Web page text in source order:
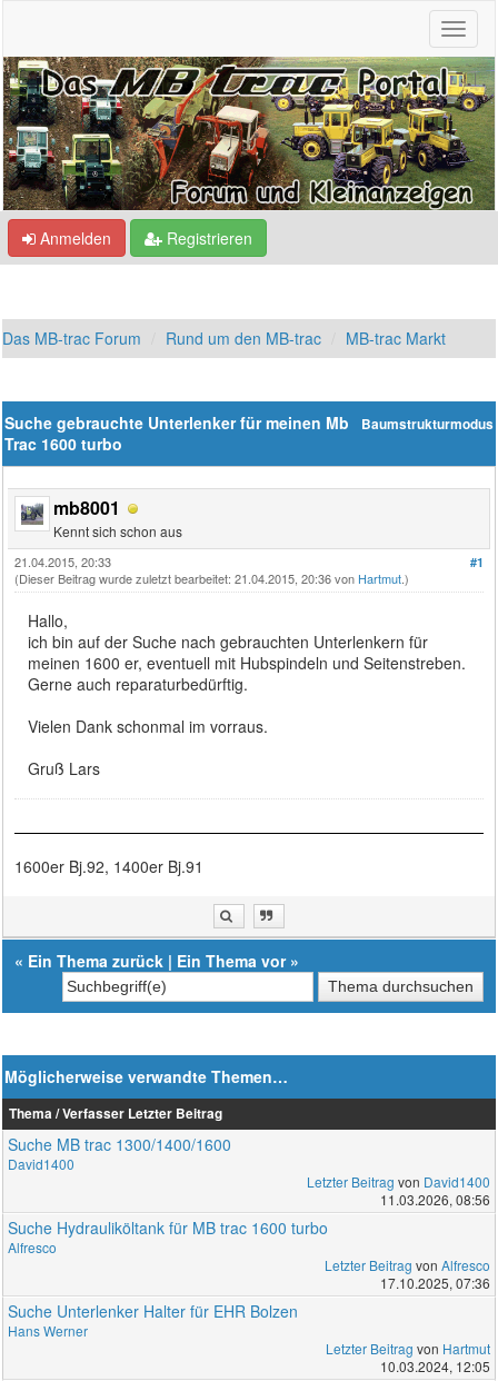
Anmelden Registrieren
Das MB-trac Forum Rund um den MB-trac MB-trac Markt
Baumstrukturmodus
Suche gebrauchte Unterlenker für meinen Mb
Trac 1600 turbo
mb8001
Kennt sich schon aus
#1
21.04.2015, 20:33
(Dieser Beitrag wurde zuletzt bearbeitet: 21.04.2015, 20:36 von Hartmut.)
Hallo,
ich bin auf der Suche nach gebrauchten Unterlenkern für
meinen 1600 er, eventuell mit Hubspindeln und Seitenstreben.
Gerne auch reparaturbedürftig.
Vielen Dank schonmal im vorraus.
Gruß Lars
1600er Bj.92, 1400er Bj.91
« Ein Thema zurück | Ein Thema vor»
Möglicherweise verwandte Themen…
Thema / Verfasser Letzter Beitrag
Suche MB trac 1300/1400/1600
David1400
Letzter Beitrag von David1400
11.03.2026, 08:56
Suche Hydrauliköltank für MB trac 1600 turbo
Alfresco
Letzter Beitrag von Alfresco
17.10.2025, 07:36
Suche Unterlenker Halter für EHR Bolzen
Hans Werner
Letzter Beitrag von Hartmut
10.03.2024, 12:05